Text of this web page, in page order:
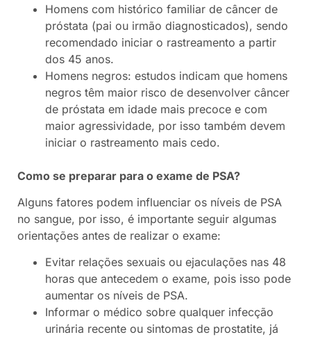
Homens com histórico familiar de câncer de
próstata (pai ou irmão diagnosticados), sendo
recomendado iniciar o rastreamento a partir
dos 45 anos.
Homens negros: estudos indicam que homens
negros têm maior risco de desenvolver câncer
de próstata em idade mais precoce e com
maior agressividade, por isso também devem
iniciar o rastreamento mais cedo.
Como se preparar para o exame de PSA?
Alguns fatores podem influenciar os níveis de PSA
no sangue, por isso, é importante seguir algumas
orientações antes de realizar o exame:
Evitar relações sexuais ou ejaculações nas 48
horas que antecedem o exame, pois isso pode
aumentar os níveis de PSA.
Informar o médico sobre qualquer infecção
urinária recente ou sintomas de prostatite, já